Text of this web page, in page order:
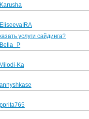
Karusha
EliseevaIRA
услуги сайдинга?
Bella_P
Milodi-Ka
annyshkase
pprita765